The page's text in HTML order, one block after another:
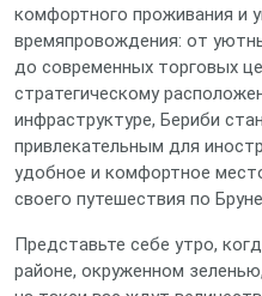
комфортного проживания и
времяпровождения: от
до современных торговых
стратегическому
инфраструктуре, Бериби
привлекательным для
удобное и комфортное
своего путешествия по
Представьте себе утро,
районе, окруженном